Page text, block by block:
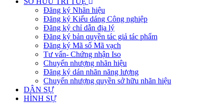
Đăng ký Nhãn hiệu
Đăng ký Kiểu dáng Công nghiệp
Đăng ký chỉ dẫn địa lý
Đăng ký bản quyền tác giả tác phẩm
Đăng ký Mã số Mã vạch
Tư vấn- Chứng nhận Iso
Chuyển nhượng nhãn hiệu
Đăng ký dán nhãn năng lượng
Chuyển nhượng quyền sở hữu nhãn hiệu
DÂN SỰ
HÌNH SỰ